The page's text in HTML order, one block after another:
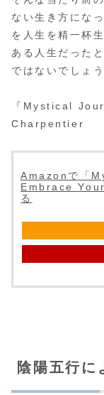
ない生き方にな
を人生を精一杯
ある人生だった
ではないでしょう
『Mystical
Charpentier
Amazonで「
Embrace
る
陰陽五行に